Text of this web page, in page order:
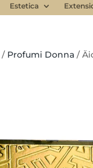
Estetica
/ Profumi Donna /